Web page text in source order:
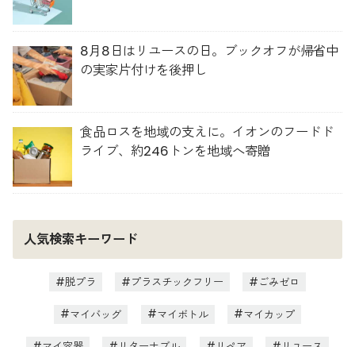
8月8日はリユースの日。ブックオフが帰省中
の実家片付けを後押し
食品ロスを地域の支えに。イオンのフードド
ライブ、約246トンを地域へ寄贈
人気検索キーワード
脱プラ プラスチックフリー ごみゼロ
マイバッグ マイボトル マイカップ